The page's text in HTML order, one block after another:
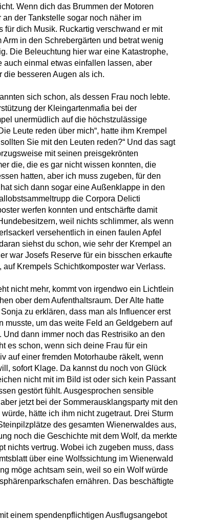
Wenn dich das Brummen der Motoren
der Tankstelle sogar noch näher im
für dich Musik. Ruckartig verschwand er mit
in den Schrebergärten und betrat wenig
Die Beleuchtung hier war eine Katastrophe,
auch einmal etwas einfallen lassen, aber
die besseren Augen als ich.
sich schon, als dessen Frau noch lebte.
der Kleingartenmafia bei der
unermüdlich auf die höchstzulässige
Leute reden über mich“, hatte ihm Krempel
Sie mit den Leuten reden?“ Und das sagt
mit seinen preisgekrönten
die, die es gar nicht wissen konnten, die
hatten, aber ich muss zugeben, für den
sich dann sogar eine Außenklappe in den
die Corpora Delicti
werfen konnten und entschärfte damit
weil nichts schlimmer, als wenn
versehentlich in einen faulen Apfel
siehst du schon, wie sehr der Krempel an
war Josefs Reserve für ein bisschen erkaufte
Krempels Schichtkomposter war Verlass.
nicht mehr, kommt von irgendwo ein Lichtlein
ober dem Aufenthaltsraum. Der Alte hatte
zu erklären, dass man als Influencer erst
musste, um das weite Feld an Geldgebern auf
Und dann immer noch das Restrisiko an den
es schon, wenn sich deine Frau für ein
auf einer fremden Motorhaube räkelt, wenn
sofort Klage. Da kannst du noch von Glück
nicht mit im Bild ist oder sich kein Passant
gestört fühlt. Ausgesprochen sensible
jetzt bei der Sommerausklangsparty mit den
hätte ich ihm nicht zugetraut. Drei Sturm
des gesamten Wienerwaldes aus,
noch die Geschichte mit dem Wolf, da merkte
nichts vertrug. Wobei ich zugeben muss, dass
über eine Wolfssichtung im Wienerwald
möge achtsam sein, weil so ein Wolf würde
ernähren. Das beschäftigte
einem spendenpflichtigen Ausflugsangebot